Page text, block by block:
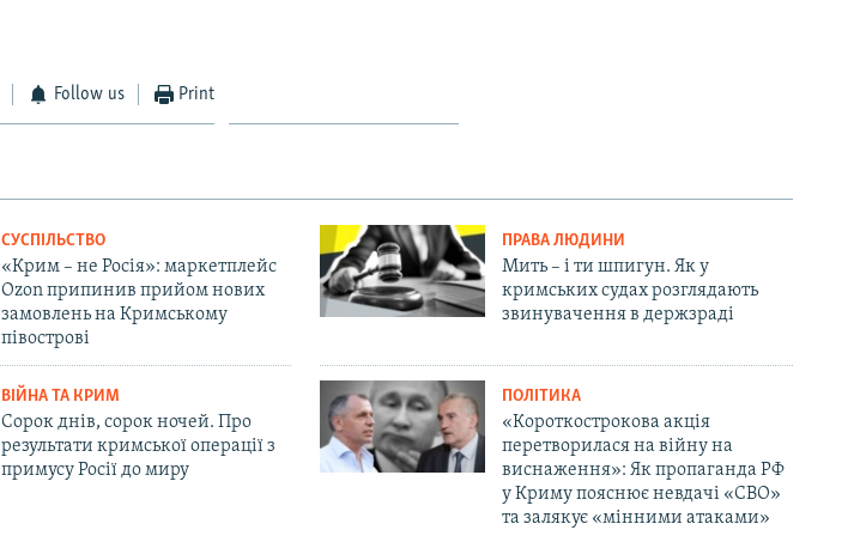
Follow us Print
СУСПІЛЬСТВО
«Крим – не Росія»: маркетплейс
Ozon припинив прийом нових
замовлень на Кримському
півострові
ПРАВА ЛЮДИНИ
Мить – і ти шпигун. Як у
кримських судах розглядають
звинувачення в держзраді
ВІЙНА ТА КРИМ
Сорок днів, сорок ночей. Про
результати кримської операції з
примусу Росії до миру
ПОЛІТИКА
«Короткострокова акція
перетворилася на війну на
виснаження»: Як пропаганда РФ
у Криму пояснює невдачі «СВО»
та залякує «мінними атаками»